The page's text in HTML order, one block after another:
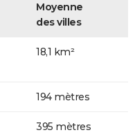
Moyenne
des villes
18,1 km²
194 mètres
395 mètres